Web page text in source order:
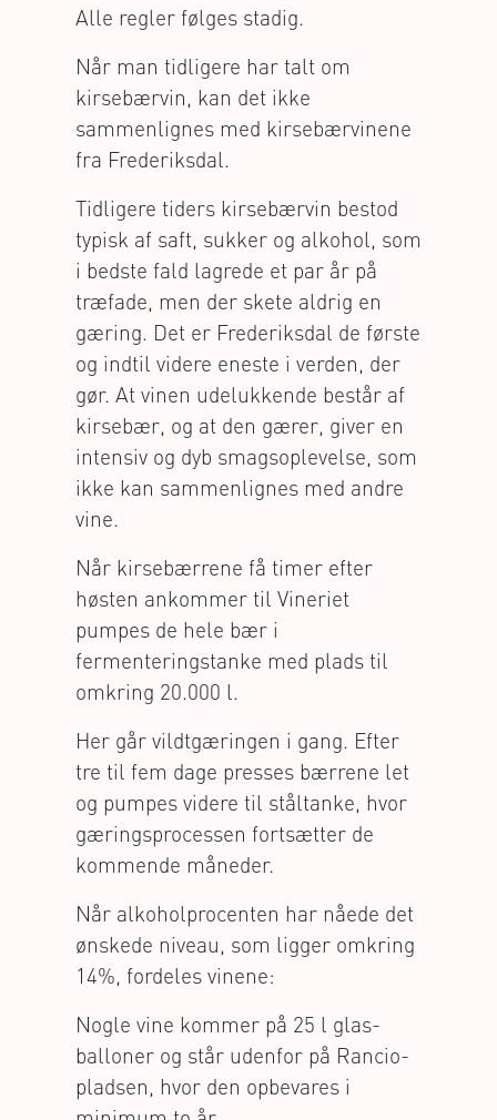
Alle regler følges stadig.
Når man tidligere har talt om
kirsebærvin, kan det ikke
sammenlignes med kirsebærvinene
fra Frederiksdal.
Tidligere tiders kirsebærvin bestod
typisk af saft, sukker og alkohol, som
i bedste fald lagrede et par år på
træfade, men der skete aldrig en
gæring. Det er Frederiksdal de første
og indtil videre eneste i verden, der
gør. At vinen udelukkende består af
kirsebær, og at den gærer, giver en
intensiv og dyb smagsoplevelse, som
ikke kan sammenlignes med andre
vine.
Når kirsebærrene få timer efter
høsten ankommer til Vineriet
pumpes de hele bær i
fermenteringstanke med plads til
omkring 20.000 l.
Her går vildtgæringen i gang. Efter
tre til fem dage presses bærrene let
og pumpes videre til ståltanke, hvor
gæringsprocessen fortsætter de
kommende måneder.
Når alkoholprocenten har nåede det
ønskede niveau, som ligger omkring
14%, fordeles vinene:
Nogle vine kommer på 25 l glas-
balloner og står udenfor på Rancio-
pladsen, hvor den opbevares i